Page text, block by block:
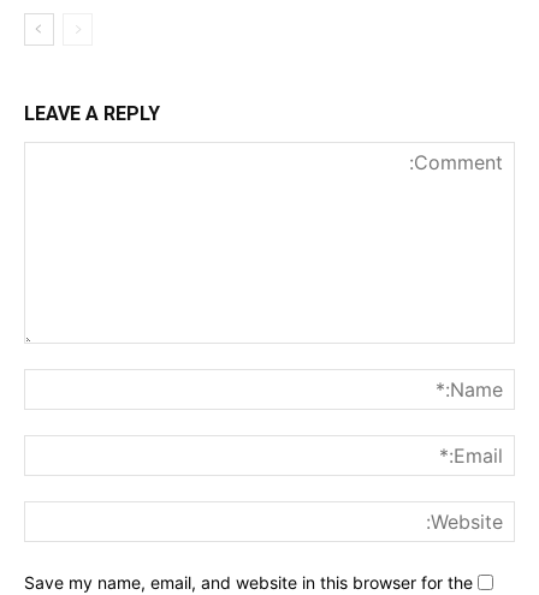
LEAVE A REPLY
Save my name, email, and website in this browser for the